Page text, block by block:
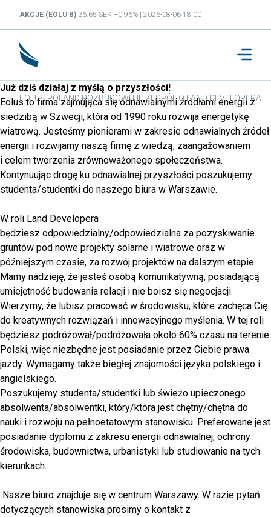
AKCJE (EOLU B) 36.65 SEK +0.96% | 2026-08-06 18:00
EOLUS POLAND ROZBUDOWUJE ZESPÓŁ O LAND DEVELOPERA
Już dziś działaj z myślą o przyszłości!
Eolus to firma zajmująca się odnawialnymi źródłami energii z
siedzibą w Szwecji, która od 1990 roku rozwija energetykę
wiatrową. Jesteśmy pionierami w zakresie odnawialnych źródeł
energii i rozwijamy naszą firmę z wiedzą, zaangażowaniem
i celem tworzenia zrównoważonego społeczeństwa.
Kontynuując drogę ku odnawialnej przyszłości poszukujemy
studenta/studentki do naszego biura w Warszawie.
W roli Land Developera
będziesz odpowiedzialny/odpowiedzialna za pozyskiwanie
gruntów pod nowe projekty solarne i wiatrowe oraz w
późniejszym czasie, za rozwój projektów na dalszym etapie.
Mamy nadzieję, że jesteś osobą komunikatywną, posiadającą
umiejętność budowania relacji i nie boisz się negocjacji.
Wierzymy, że lubisz pracować w środowisku, które zachęca Cię
do kreatywnych rozwiązań i innowacyjnego myślenia. W tej roli
będziesz podróżował/podróżowała około 60% czasu na terenie
Polski, więc niezbędne jest posiadanie przez Ciebie prawa
jazdy. Wymagamy także biegłej znajomości języka polskiego i
angielskiego.
Poszukujemy studenta/studentki lub świeżo upieczonego
absolwenta/absolwentki, który/która jest chętny/chętna do
nauki i rozwoju na pełnoetatowym stanowisku. Preferowane jest
posiadanie dyplomu z zakresu energii odnawialnej, ochrony
środowiska, budownictwa, urbanistyki lub studiowanie na tych
kierunkach.
Nasze biuro znajduje się w centrum Warszawy. W razie pytań
dotyczących stanowiska prosimy o kontakt z